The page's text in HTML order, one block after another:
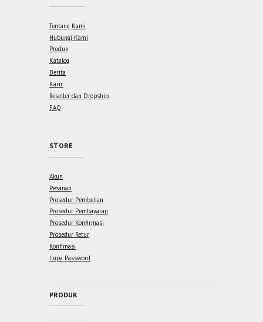
Tentang Kami
Hubungi Kami
Produk
Katalog
Berita
Karir
Reseller dan Dropship
FAQ
STORE
Akun
Pesanan
Prosedur Pembelian
Prosedur Pembayaran
Prosedur Konfirmasi
Prosedur Retur
Konfimasi
Lupa Password
PRODUK